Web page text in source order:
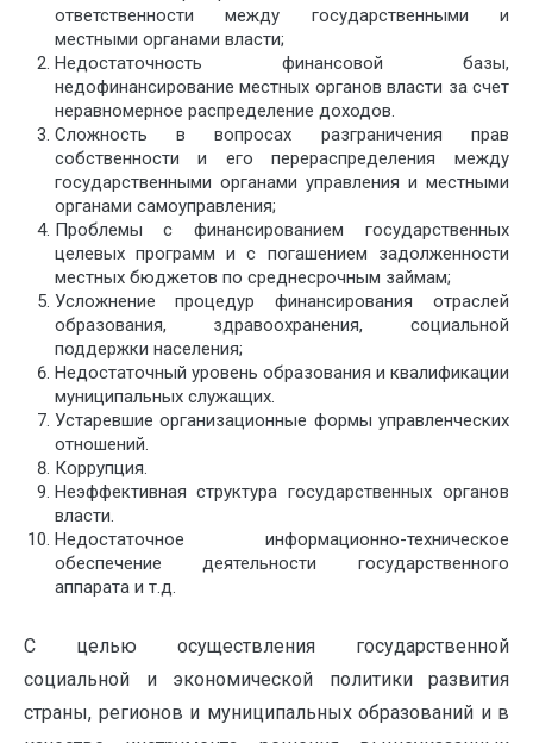
ответственности между государственными и
местными органами власти;
Недостаточность финансовой базы,
недофинансирование местных органов власти за счет
неравномерное распределение доходов.
Сложность в вопросах разграничения прав
собственности и его перераспределения между
государственными органами управления и местными
органами самоуправления;
Проблемы с финансированием государственных
целевых программ и с погашением задолженности
местных бюджетов по среднесрочным займам;
Усложнение процедур финансирования отраслей
образования, здравоохранения, социальной
поддержки населения;
Недостаточный уровень образования и квалификации
муниципальных служащих.
Устаревшие организационные формы управленческих
отношений.
Коррупция.
Неэффективная структура государственных органов
власти.
Недостаточное информационно-техническое
обеспечение деятельности государственного
аппарата и т.д.
С целью осуществления государственной
социальной и экономической политики развития
страны, регионов и муниципальных образований и в